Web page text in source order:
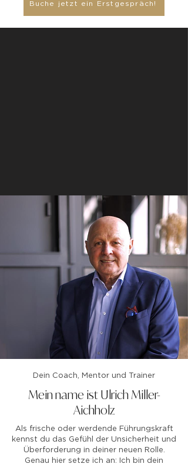
Buche jetzt ein Erstgespräch!
Dein Coach, Mentor und Trainer
Mein name ist Ulrich Miller-
Aichholz
Als frische oder werdende Führungskraft
kennst du das Gefühl der Unsicherheit und
Überforderung in deiner neuen Rolle.
Genau hier setze ich an: Ich bin dein